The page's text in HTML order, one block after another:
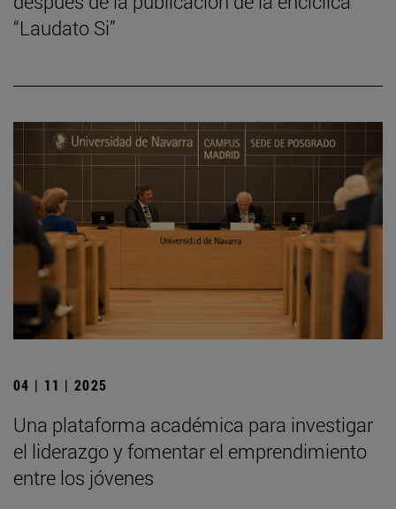
“Laudato Si”
04 | 11 | 2025
Una plataforma académica para investigar
el liderazgo y fomentar el emprendimiento
entre los jóvenes